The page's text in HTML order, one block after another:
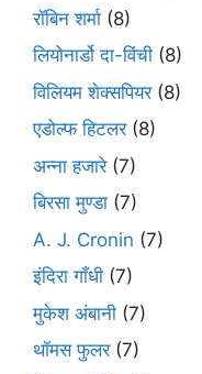
रॉबिन शर्मा (8)
लियोनार्डो दा-विंची (8)
विलियम शेक्सपियर(8)
एडोल्फ हिटलर(8)
अन्ना हजारे(7)
बिरसा मुण्डा (7)
A. J. Cronin (7)
इंदिरा गाँधी (7)
मुकेश अंबानी (7)
थॉमस फुलर(7)